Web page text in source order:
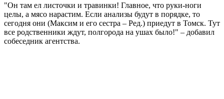
"Он там ел листочки и травинки! Главное, что руки-ноги
целы, а мясо нарастим. Если анализы будут в порядке, то
сегодня они (Максим и его сестра – Ред.) приедут в Томск. Тут
все родственники ждут, полгорода на ушах было!" – добавил
собеседник агентства.